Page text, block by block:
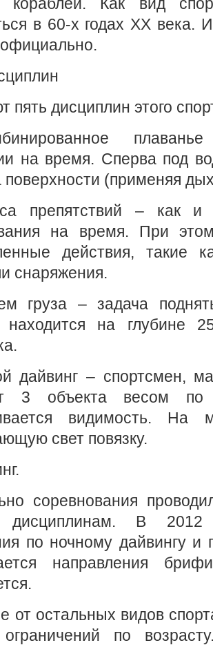
в 60-х годах ХХ века.
пять дисциплин этого
на время. Сперва под
поверхности (применяя
препятствий – как и
на время. При
действия, такие
снаряжения.
груза – задача
находится на глубине
дайвинг – спортсмен,
3 объекта весом
видимость. На
свет повязку.
соревнования
дисциплинам. В 2012
по ночному дайвингу и
направления
от остальных видов
ограничений по